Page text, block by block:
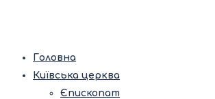
Головна
Київська церква
Єпископат